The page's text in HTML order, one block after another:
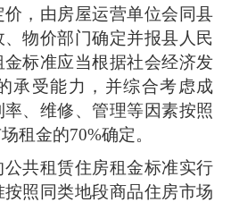
，由房屋运营单位会同县
物价部门确定并报县人民
标准应当根据社会经济发
承受能力，并综合考虑成
、维修、管理等因素按照
租金的70%确定。
共租赁住房租金标准实行
照同类地段商品住房市场